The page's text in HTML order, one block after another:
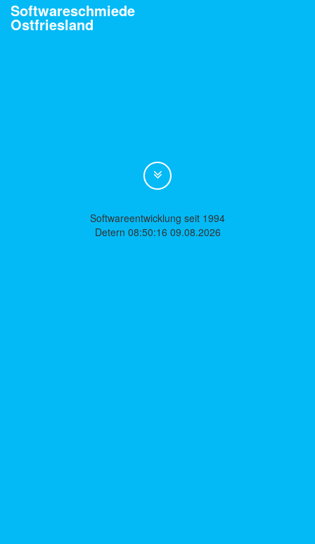
Softwareschmiede
Ostfriesland
Softwareentwicklung seit 1994
Detern 08:50:16 09.08.2026